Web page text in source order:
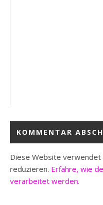
Diese Website verwendet
reduzieren. Erfahre, wie
verarbeitet werden.